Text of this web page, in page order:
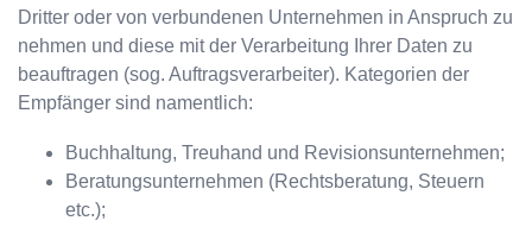
Dritter oder von verbundenen Unternehmen in Anspruch zu
nehmen und diese mit der Verarbeitung Ihrer Daten zu
beauftragen (sog. Auftragsverarbeiter). Kategorien der
Empfänger sind namentlich:
Buchhaltung, Treuhand und Revisionsunternehmen;
Beratungsunternehmen (Rechtsberatung, Steuern
etc.);